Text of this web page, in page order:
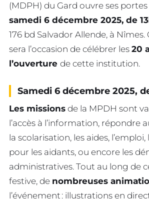
(MDPH) du Gard ouvre ses
samedi 6 décembre 2025, de
176 bd Salvador Allende, à
sera l’occasion de célébrer les 20
l’ouverture de cette institution.
Samedi 6 décembre 2025,
Les missions de la MPDH sont
l’accès à l’information, répondre
la scolarisation, les aides,
pour les aidants, ou encore les
administratives. Tout au long de
festive, de nombreuses
l’événement : illustrations en